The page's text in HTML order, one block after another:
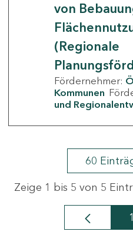
von
(Regionale
Fördernehmer:
Kommunen
und
60
Zeige 1 bis 5 von 5
1